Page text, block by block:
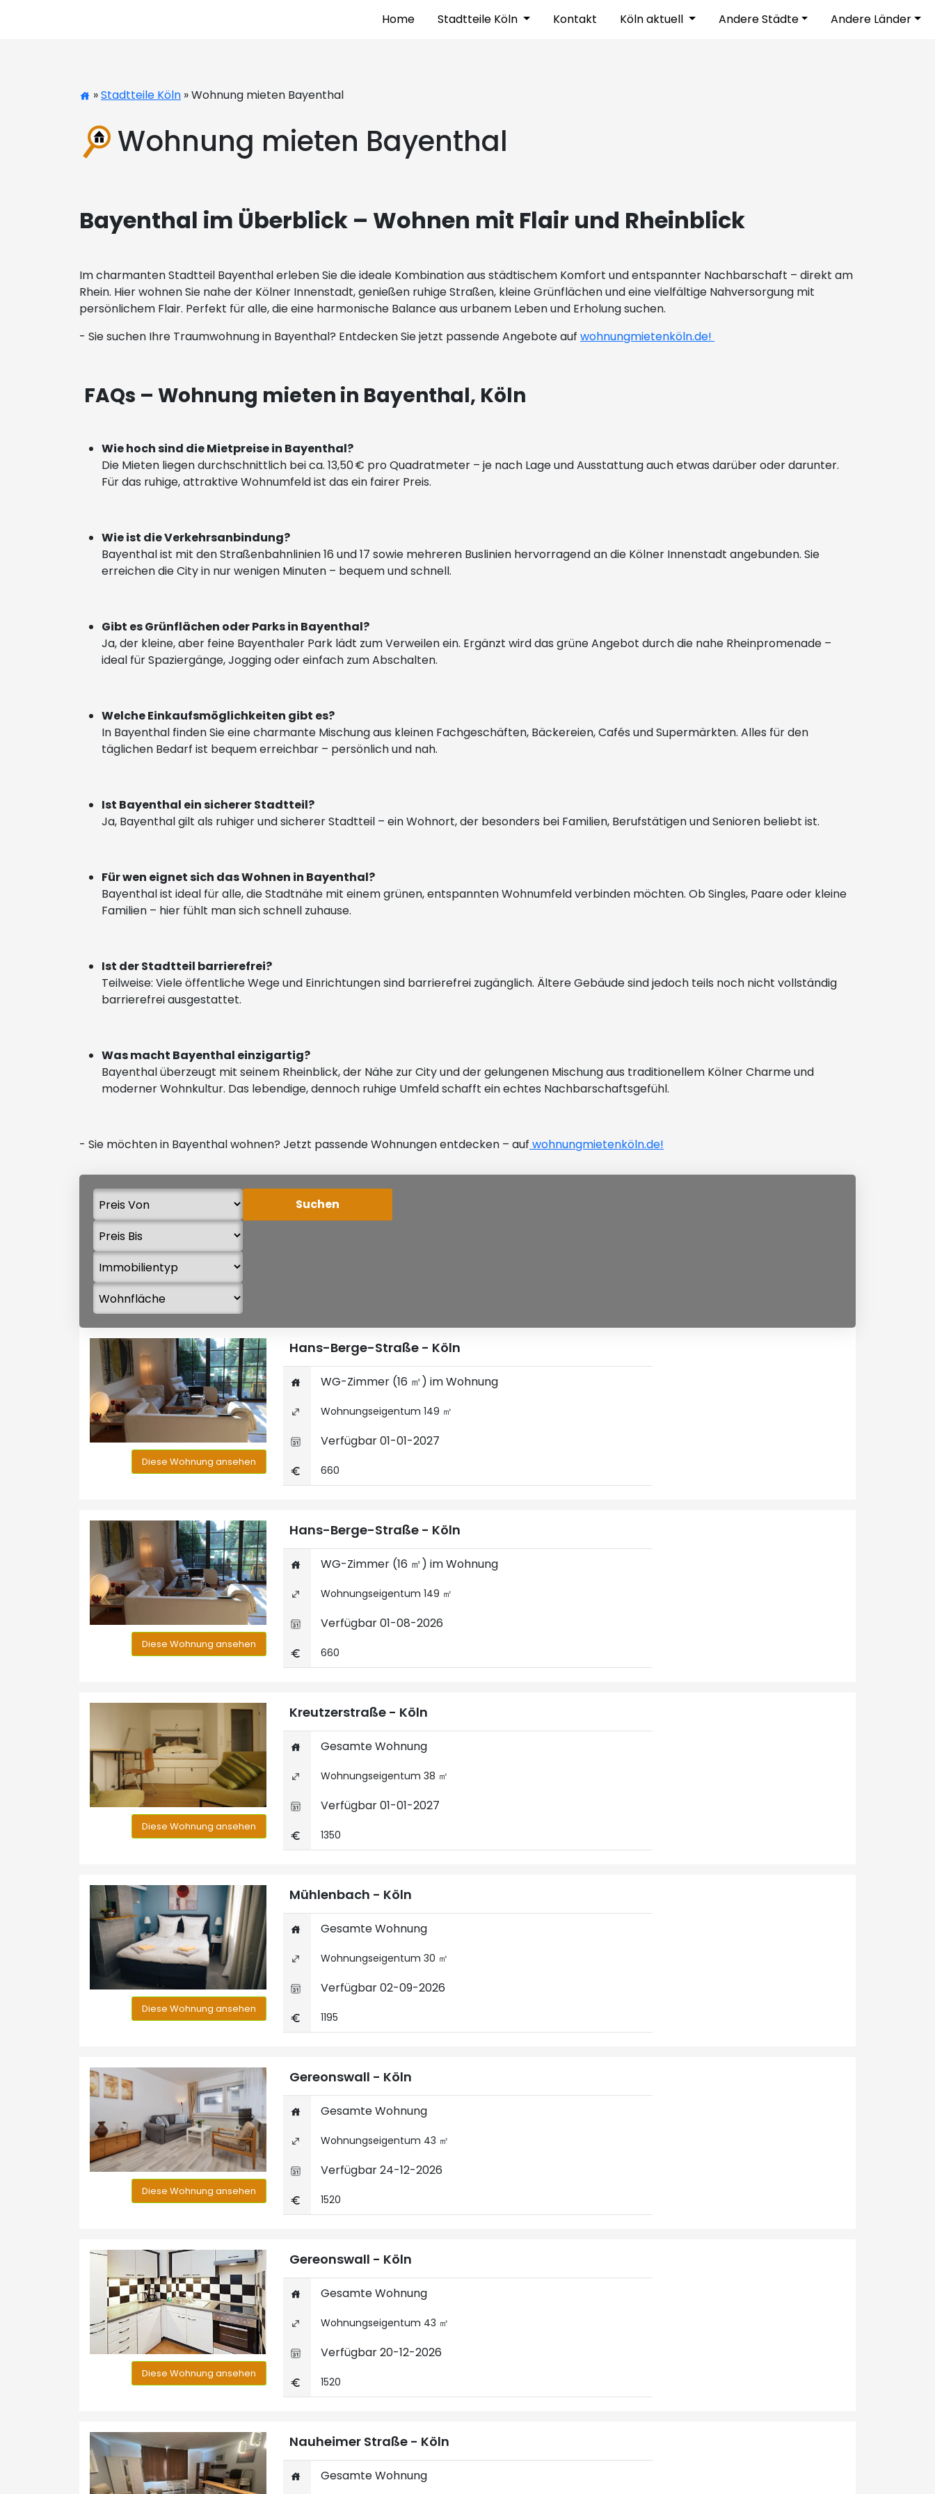
Home Stadtteile Köln Kontakt Köln aktuell Andere Städte Andere Länder
»Stadtteile Köln » Wohnung mieten Bayenthal
Wohnung mieten Bayenthal
Bayenthal im Überblick – Wohnen mit Flair und Rheinblick
Im charmanten Stadtteil Bayenthal erleben Sie die ideale Kombination aus städtischem Komfort und entspannter Nachbarschaft – direkt am
Rhein. Hier wohnen Sie nahe der Kölner Innenstadt, genießen ruhige Straßen, kleine Grünflächen und eine vielfältige Nahversorgung mit
persönlichem Flair. Perfekt für alle, die eine harmonische Balance aus urbanem Leben und Erholung suchen.
- Sie suchen Ihre Traumwohnung in Bayenthal? Entdecken Sie jetzt passende Angebote auf wohnungmietenköln.de!
FAQs – Wohnung mieten in Bayenthal, Köln
Wie hoch sind die Mietpreise in Bayenthal?
Die Mieten liegen durchschnittlich bei ca. 13,50 € pro Quadratmeter – je nach Lage und Ausstattung auch etwas darüber oder darunter.
Für das ruhige, attraktive Wohnumfeld ist das ein fairer Preis.
Wie ist die Verkehrsanbindung?
Bayenthal ist mit den Straßenbahnlinien 16 und 17 sowie mehreren Buslinien hervorragend an die Kölner Innenstadt angebunden. Sie
erreichen die City in nur wenigen Minuten – bequem und schnell.
Gibt es Grünflächen oder Parks in Bayenthal?
Ja, der kleine, aber feine Bayenthaler Park lädt zum Verweilen ein. Ergänzt wird das grüne Angebot durch die nahe Rheinpromenade –
ideal für Spaziergänge, Jogging oder einfach zum Abschalten.
Welche Einkaufsmöglichkeiten gibt es?
In Bayenthal finden Sie eine charmante Mischung aus kleinen Fachgeschäften, Bäckereien, Cafés und Supermärkten. Alles für den
täglichen Bedarf ist bequem erreichbar – persönlich und nah.
Ist Bayenthal ein sicherer Stadtteil?
Ja, Bayenthal gilt als ruhiger und sicherer Stadtteil – ein Wohnort, der besonders bei Familien, Berufstätigen und Senioren beliebt ist.
Für wen eignet sich das Wohnen in Bayenthal?
Bayenthal ist ideal für alle, die Stadtnähe mit einem grünen, entspannten Wohnumfeld verbinden möchten. Ob Singles, Paare oder kleine
Familien – hier fühlt man sich schnell zuhause.
Ist der Stadtteil barrierefrei?
Teilweise: Viele öffentliche Wege und Einrichtungen sind barrierefrei zugänglich. Ältere Gebäude sind jedoch teils noch nicht vollständig
barrierefrei ausgestattet.
Was macht Bayenthal einzigartig?
Bayenthal überzeugt mit seinem Rheinblick, der Nähe zur City und der gelungenen Mischung aus traditionellem Kölner Charme und
moderner Wohnkultur. Das lebendige, dennoch ruhige Umfeld schafft ein echtes Nachbarschaftsgefühl.
- Sie möchten in Bayenthal wohnen? Jetzt passende Wohnungen entdecken – auf wohnungmietenköln.de!
Diese Wohnung ansehen
Hans-Berge-Straße - Köln
WG-Zimmer (16 ㎡) im Wohnung
Wohnungseigentum 149 ㎡
Verfügbar 01-01-2027
660
Diese Wohnung ansehen
Hans-Berge-Straße - Köln
WG-Zimmer (16 ㎡) im Wohnung
Wohnungseigentum 149 ㎡
Verfügbar 01-08-2026
660
Diese Wohnung ansehen
Kreutzerstraße - Köln
Gesamte Wohnung
Wohnungseigentum 38 ㎡
Verfügbar 01-01-2027
1350
Diese Wohnung ansehen
Mühlenbach - Köln
Gesamte Wohnung
Wohnungseigentum 30 ㎡
Verfügbar 02-09-2026
1195
Diese Wohnung ansehen
Gereonswall - Köln
Gesamte Wohnung
Wohnungseigentum 43 ㎡
Verfügbar 24-12-2026
1520
Diese Wohnung ansehen
Gereonswall - Köln
Gesamte Wohnung
Wohnungseigentum 43 ㎡
Verfügbar 20-12-2026
1520
Nauheimer Straße - Köln
Gesamte Wohnung